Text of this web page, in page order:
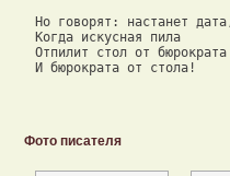
Но говорят: настанет
Когда искусная пила
Отпилит стол от
И бюрократа от стола!
Фото писателя